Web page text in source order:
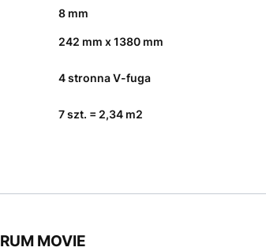
8 mm
242 mm x 1380 mm
4 stronna V-fuga
7 szt. = 2,34 m2
MOVIE